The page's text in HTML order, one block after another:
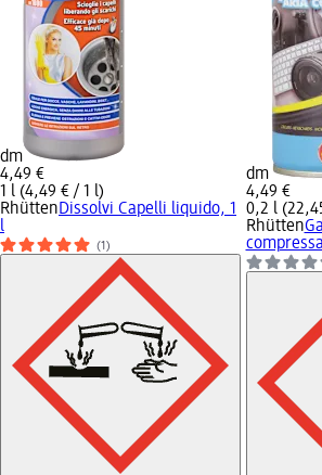
dm
4,49 €
1 l (4,49 € / 1 l)
RhüttenDissolvi Capelli liquido, 1
l
(1)
dm
4,49 €
0,2 l
Rhütten